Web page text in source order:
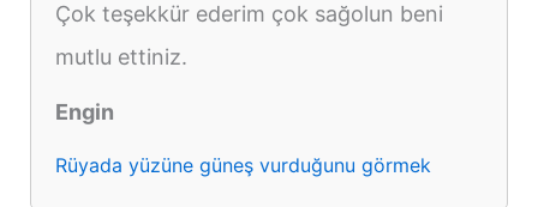
Çok teşekkür ederim çok sağolun beni
mutlu ettiniz.
Engin
Rüyada yüzüne güneş vurduğunu görmek